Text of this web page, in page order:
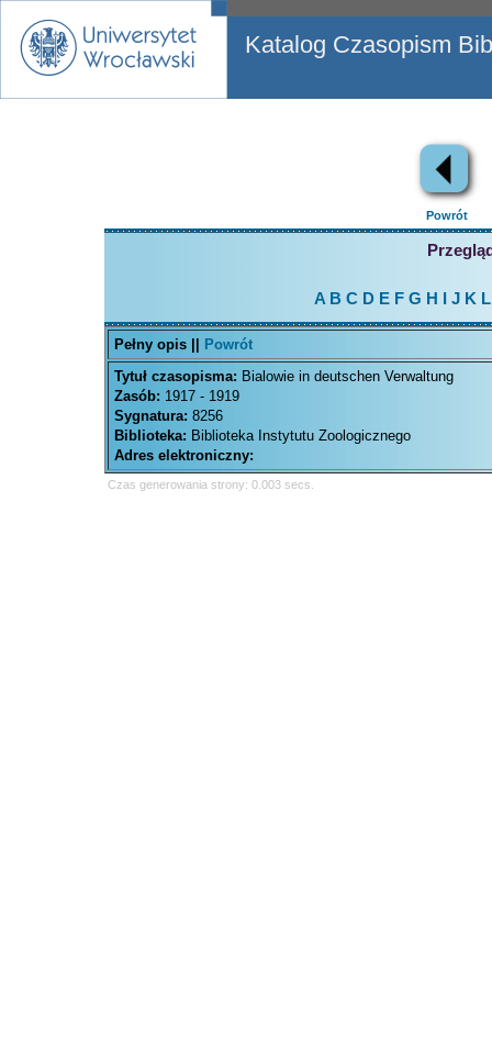
Katalog Czasopism
Powrót
A B C D EFG H J K L
Pełny opis ||
Powrót
Tytuł czasopisma: Bialowie in deutschen Verwaltung
Zasób: 1917 - 1919
Sygnatura: 8256
Biblioteka: Biblioteka Instytutu Zoologicznego
Adres elektroniczny:
Czas generowania strony: 0.003 secs.